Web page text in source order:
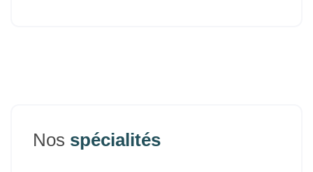
Nos spécialités